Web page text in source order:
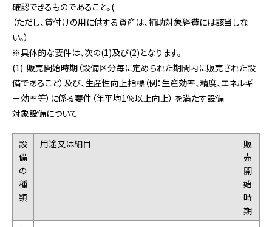
確認できるものであること。(
（ただし、貸付けの用に供する資産は、補助対象経費には該当しな
い。）
※具体的な要件は、次の(1)及び(2)となります。
(1) 販売開始時期（設備区分毎に定められた期間内に販売された設
備であること）及び、生産性向上指標（例：生産効率、精度、エネルギ
ー効率等）に係る要件（年平均1％以上向上） を満たす設備
対象設備について
設
備
の
種
類
用途又は細目
販
売
開
始
時
期